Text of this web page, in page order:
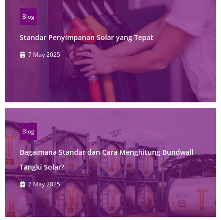
Blog
Standar Penyimpanan Solar yang Tepat
7 May 2025
Blog
Bagaimana Standar dan Cara Menghitung Bundwall
Tangki Solar?
7 May 2025